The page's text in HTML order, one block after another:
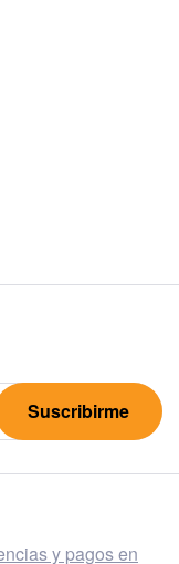
Suscribirme
y pagos en